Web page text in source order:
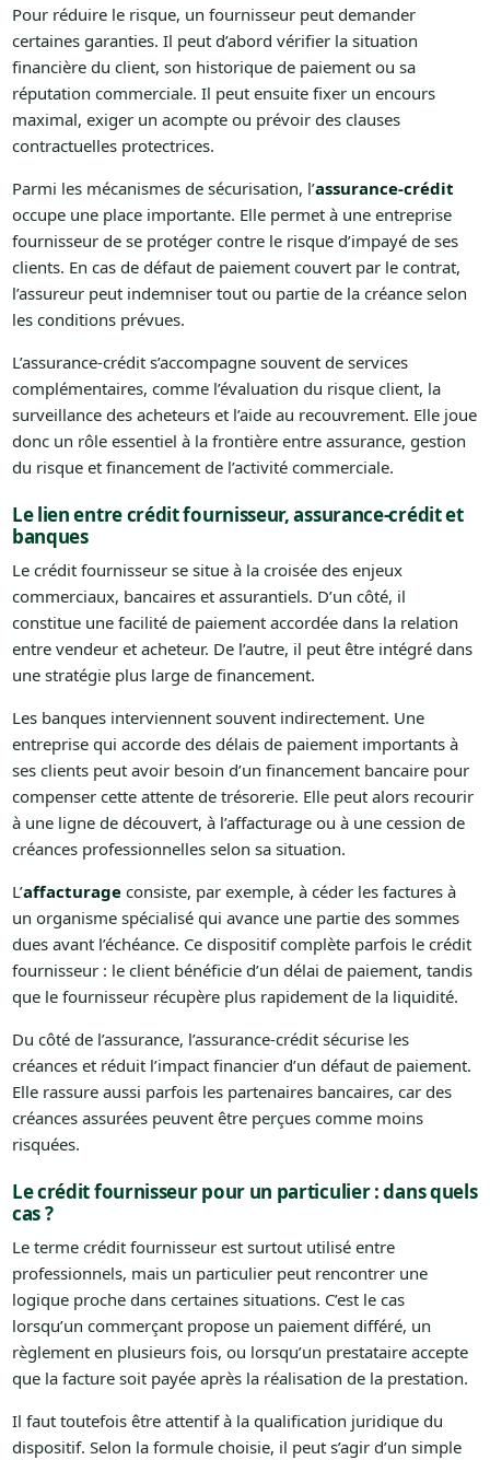
Pour réduire le risque, un fournisseur peut demander
certaines garanties. Il peut d’abord vérifier la situation
financière du client, son historique de paiement ou sa
réputation commerciale. Il peut ensuite fixer un encours
maximal, exiger un acompte ou prévoir des clauses
contractuelles protectrices.
Parmi les mécanismes de sécurisation, l’assurance-crédit
occupe une place importante. Elle permet à une entreprise
fournisseur de se protéger contre le risque d’impayé de ses
clients. En cas de défaut de paiement couvert par le contrat,
l’assureur peut indemniser tout ou partie de la créance selon
les conditions prévues.
L’assurance-crédit s’accompagne souvent de services
complémentaires, comme l’évaluation du risque client, la
surveillance des acheteurs et l’aide au recouvrement. Elle joue
donc un rôle essentiel à la frontière entre assurance, gestion
du risque et financement de l’activité commerciale.
Le lien entre crédit fournisseur, assurance-crédit et
banques
Le crédit fournisseur se situe à la croisée des enjeux
commerciaux, bancaires et assurantiels. D’un côté, il
constitue une facilité de paiement accordée dans la relation
entre vendeur et acheteur. De l’autre, il peut être intégré dans
une stratégie plus large de financement.
Les banques interviennent souvent indirectement. Une
entreprise qui accorde des délais de paiement importants à
ses clients peut avoir besoin d’un financement bancaire pour
compenser cette attente de trésorerie. Elle peut alors recourir
à une ligne de découvert, à l’affacturage ou à une cession de
créances professionnelles selon sa situation.
L’affacturageconsiste, par exemple, à céder les factures à
un organisme spécialisé qui avance une partie des sommes
dues avant l’échéance. Ce dispositif complète parfois le crédit
fournisseur : le client bénéficie d’un délai de paiement, tandis
que le fournisseur récupère plus rapidement de la liquidité.
Du côté de l’assurance, l’assurance-crédit sécurise les
créances et réduit l’impact financier d’un défaut de paiement.
Elle rassure aussi parfois les partenaires bancaires, car des
créances assurées peuvent être perçues comme moins
risquées.
Le crédit fournisseur pour un particulier : dans quels
cas ?
Le terme crédit fournisseur est surtout utilisé entre
professionnels, mais un particulier peut rencontrer une
logique proche dans certaines situations. C’est le cas
lorsqu’un commerçant propose un paiement différé, un
règlement en plusieurs fois, ou lorsqu’un prestataire accepte
que la facture soit payée après la réalisation de la prestation.
Il faut toutefois être attentif à la qualification juridique du
dispositif. Selon la formule choisie, il peut s’agir d’un simple